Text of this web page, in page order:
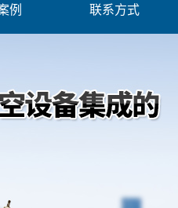
例 联系方式